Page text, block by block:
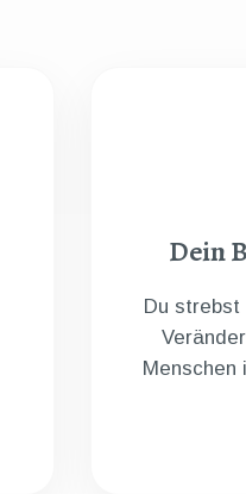
Dein
Du strebst
Menschen